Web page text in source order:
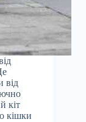
від
кіт
кішки